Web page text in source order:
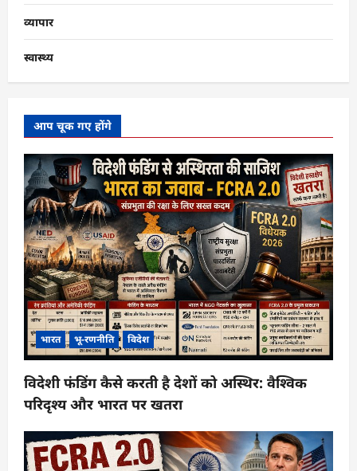
व्यापार
स्वास्थ्य
आप चूक गए होंगे
भारत भू-रणनीति विदेश
विदेशी फंडिंग कैसे करती है देशों को अस्थिर: वैश्विक
परिदृश्य और भारत पर खतरा